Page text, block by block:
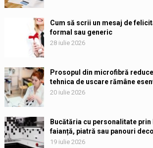
Cum să scrii un mesaj de
formal sau generic
28 iulie 2026
Prosopul din microfibră
tehnica de uscare rămâne
20 iulie 2026
Bucătăria cu personalitate
faianță, piatră sau panouri
19 iulie 2026